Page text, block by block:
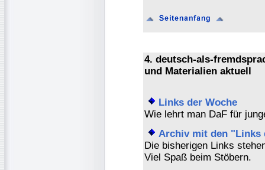
4. deutsch-als-
und Materialien aktuell
Links der Woche
Wie lehrt man DaF für
Archiv mit den "Links
Die bisherigen Links
Viel Spaß beim Stöbern.